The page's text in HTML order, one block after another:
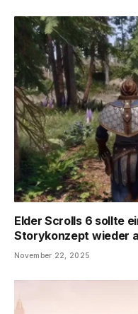
Elder Scrolls 6 sollte
Storykonzept wieder
November 22, 2025